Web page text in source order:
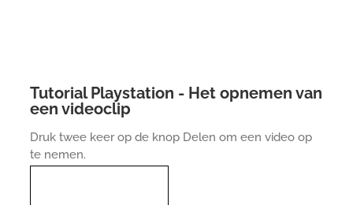
Tutorial Playstation - Het opnemen van
een videoclip
Druk twee keer op de knop Delen om een video op
te nemen.